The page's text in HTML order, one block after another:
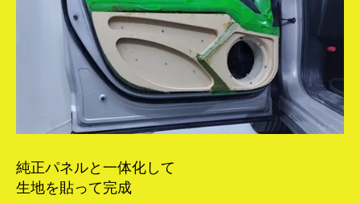
純正パネルと一体化して
生地を貼って完成